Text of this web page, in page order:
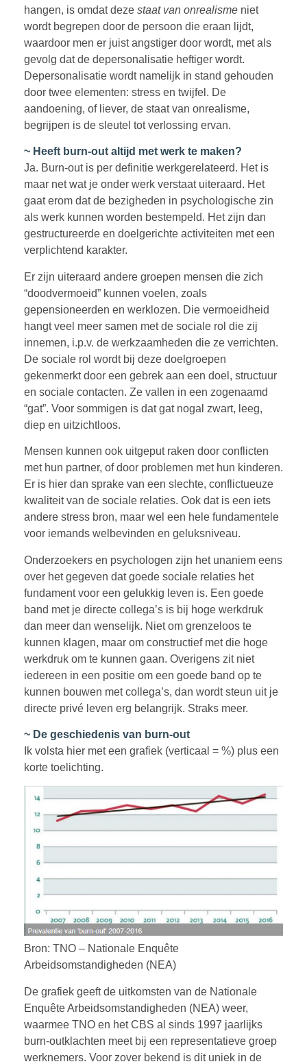
hangen, is omdat deze staat van onrealisme niet
wordt begrepen door de persoon die eraan lijdt,
waardoor men er juist angstiger door wordt, met als
gevolg dat de depersonalisatie heftiger wordt.
Depersonalisatie wordt namelijk in stand gehouden
door twee elementen: stress en twijfel. De
aandoening, of liever, de staat van onrealisme,
begrijpen is de sleutel tot verlossing ervan.
~ Heeft burn-out altijd met werk te maken?
Ja. Burn-out is per definitie werkgerelateerd. Het is
maar net wat je onder werk verstaat uiteraard. Het
gaat erom dat de bezigheden in psychologische zin
als werk kunnen worden bestempeld. Het zijn dan
gestructureerde en doelgerichte activiteiten met een
verplichtend karakter.
Er zijn uiteraard andere groepen mensen die zich
“doodvermoeid” kunnen voelen, zoals
gepensioneerden en werklozen. Die vermoeidheid
hangt veel meer samen met de sociale rol die zij
innemen, i.p.v. de werkzaamheden die ze verrichten.
De sociale rol wordt bij deze doelgroepen
gekenmerkt door een gebrek aan een doel, structuur
en sociale contacten. Ze vallen in een zogenaamd
“gat”. Voor sommigen is dat gat nogal zwart, leeg,
diep en uitzichtloos.
Mensen kunnen ook uitgeput raken door conflicten
met hun partner, of door problemen met hun kinderen.
Er is hier dan sprake van een slechte, conflictueuze
kwaliteit van de sociale relaties. Ook dat is een iets
andere stress bron, maar wel een hele fundamentele
voor iemands welbevinden en geluksniveau.
Onderzoekers en psychologen zijn het unaniem eens
over het gegeven dat goede sociale relaties het
fundament voor een gelukkig leven is. Een goede
band met je directe collega’s is bij hoge werkdruk
dan meer dan wenselijk. Niet om grenzeloos te
kunnen klagen, maar om constructief met die hoge
werkdruk om te kunnen gaan. Overigens zit niet
iedereen in een positie om een goede band op te
kunnen bouwen met collega’s, dan wordt steun uit je
directe privé leven erg belangrijk. Straks meer.
~ De geschiedenis van burn-out
Ik volsta hier met een grafiek (verticaal = %) plus een
korte toelichting.
Bron: TNO – Nationale Enquête
Arbeidsomstandigheden (NEA)
De grafiek geeft de uitkomsten van de Nationale
Enquête Arbeidsomstandigheden (NEA) weer,
waarmee TNO en het CBS al sinds 1997 jaarlijks
burn-outklachten meet bij een representatieve groep
werknemers. Voor zover bekend is dit uniek in de